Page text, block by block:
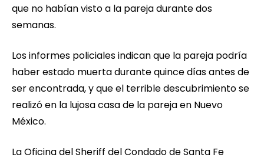
que no habían visto a la pareja durante dos
semanas.
Los informes policiales indican que la pareja podría
haber estado muerta durante quince días antes de
ser encontrada, y que el terrible descubrimiento se
realizó en la lujosa casa de la pareja en Nuevo
México.
La Oficina del Sheriff del Condado de Santa Fe